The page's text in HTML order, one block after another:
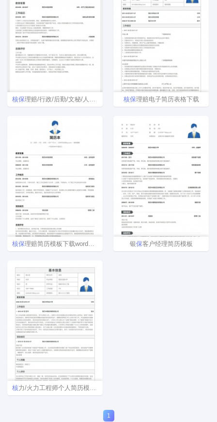
核保理赔/行政/后勤/文秘/人力资源简历模板 核保理赔电子简历表格下载
核保理赔简历模板下载word格式 银保客户经理简历模板
核力/火力工程师个人简历模板下载
1